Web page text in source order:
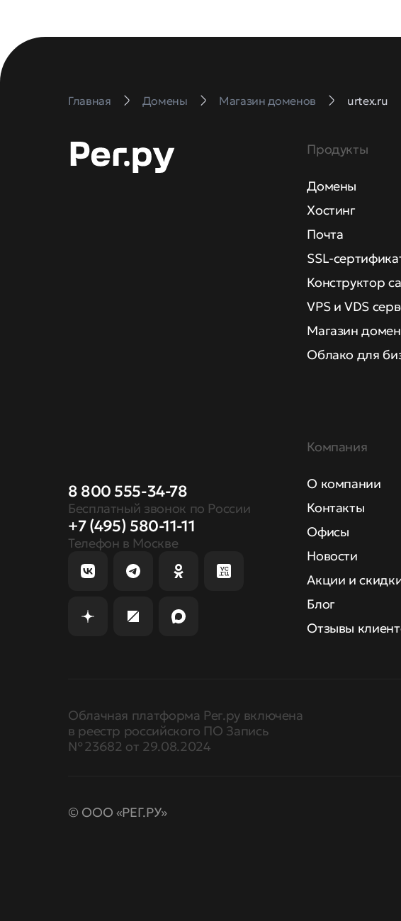
Главная Домены Магазин доменов urtex.ru
8 800 555-34-78
Бесплатный звонок по России
+7 (495) 580-11-11
Телефон в Москве
Продукты
Домены
Хостинг
Почта
SSL-
Конструктор
VPS и VDS
Магазин
Облако для
Компания
О компании
Контакты
Офисы
Новости
Акции и
Блог
Отзывы
Облачная платформа Рег.ру включена
в реестр российского ПО Запись
№ 23682 от 29.08.2024
© ООО «РЕГ.РУ»